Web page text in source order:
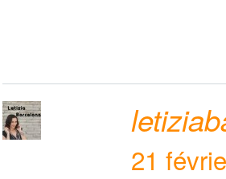
21